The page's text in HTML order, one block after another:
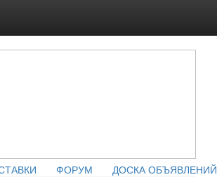
ФОРУМ ДОСКА ОБЪЯВЛЕНИЙ